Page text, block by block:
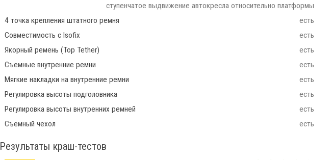
ступенчатое выдвижение автокресла относительно платформы
4 точка крепления штатного ремня
есть
Совместимость с Isofix
есть
Якорный ремень (Top Tether)
есть
Съемные внутренние ремни
есть
Мягкие накладки на внутренние ремни
есть
Регулировка высоты подголовника
есть
Регулировка высоты внутренних ремней
есть
Съемный чехол
есть
Результаты краш-тестов